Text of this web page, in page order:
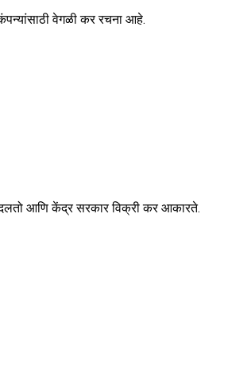
वेगळी कर रचना आहे.
आणि केंद्र सरकार विक्री कर आकारते.